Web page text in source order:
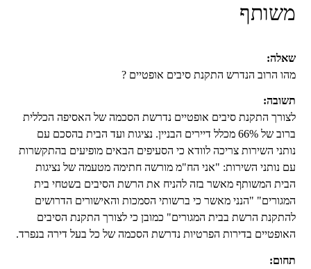
משותף
שאלה:
מהו הרוב הנדרש התקנת סיבים אופטיים ?
תשובה:
לצורך התקנת סיבים אופטיים נדרשת הסכמה של האסיפה הכללית
ברוב של 66% מכלל דיירים הבניין. נציגות ועד הבית בהסכם עם
נותני השירות צריכה לוודא כי הסעיפים הבאים מופיעים בהתקשרות
עם נותני השירות: "אני הח"מ מורשה חתימה מטעמה של נציגות
הבית המשותף מאשר בזה להניח את הרשת הסיבים בשטחי בית
המגורים" "הנני מאשר כי ברשותי הסמכות והאישורים הדרושים
להתקנת הרשת בבית המגורים" כמובן כי לצורך התקנת הסיבים
האופטיים בדירות הפרטיות נדרשת הסכמה של כל בעל דירה בנפרד.
תחום: